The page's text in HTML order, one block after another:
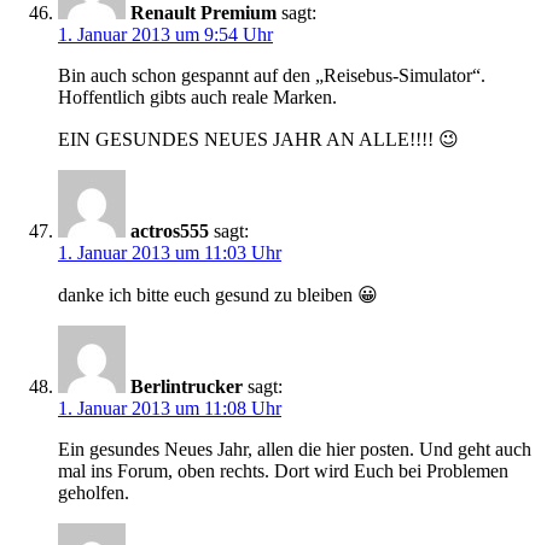
Renault Premium sagt:
1. Januar 2013 um 9:54 Uhr
Bin auch schon gespannt auf den „Reisebus-Simulator“.
Hoffentlich gibts auch reale Marken.
EIN GESUNDES NEUES JAHR AN ALLE!!!! 😉
actros555 sagt:
1. Januar 2013 um 11:03 Uhr
danke ich bitte euch gesund zu bleiben 😀
Berlintrucker sagt:
1. Januar 2013 um 11:08 Uhr
Ein gesundes Neues Jahr, allen die hier posten. Und geht auch
mal ins Forum, oben rechts. Dort wird Euch bei Problemen
geholfen.